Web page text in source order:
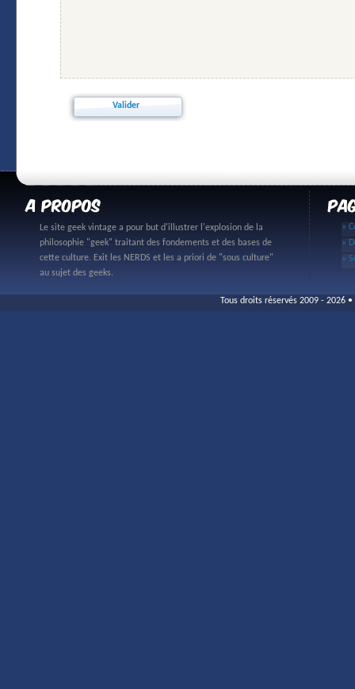
Le site geek vintage a pour but d'illustrer l'explosion de la
philosophie "geek" traitant des fondements et des bases de
cette culture. Exit les NERDS et les a priori de "sous culture"
au sujet des geeks.
»
»
»
Tous droits réservés 2009 - 2026